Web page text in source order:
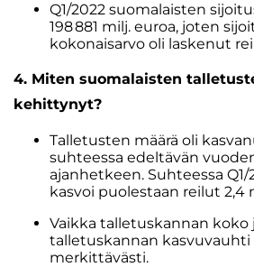
Q1/2022 suomalaisten
198 881 milj. euroa, joten
kokonaisarvo oli laskenut
4. Miten suomalaisten
kehittynyt?
Talletusten määrä oli
suhteessa edeltävän
ajanhetkeen. Suhteessa
kasvoi puolestaan reilut 2,4
Vaikka talletuskannan koko
talletuskannan
merkittävästi.